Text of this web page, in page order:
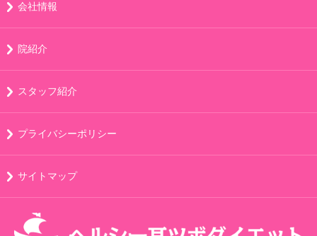
会社情報
院紹介
スタッフ紹介
プライバシーポリシー
サイトマップ